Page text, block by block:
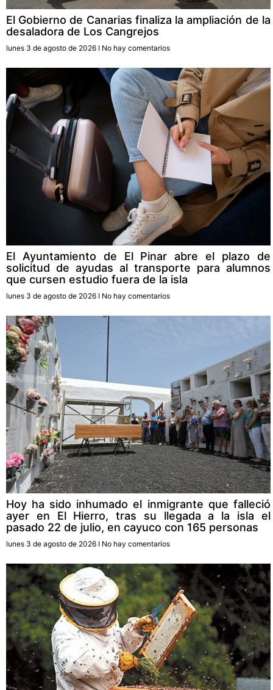
El Gobierno de Canarias finaliza la ampliación de la
desaladora de Los Cangrejos
lunes 3 de agosto de 2026 No hay comentarios
El Ayuntamiento de El Pinar abre el plazo de
solicitud de ayudas al transporte para alumnos
que cursen estudio fuera de la isla
lunes 3 de agosto de 2026 No hay comentarios
Hoy ha sido inhumado el inmigrante que falleció
ayer en El Hierro, tras su llegada a la isla el
pasado 22 de julio, en cayuco con 165 personas
lunes 3 de agosto de 2026 No hay comentarios